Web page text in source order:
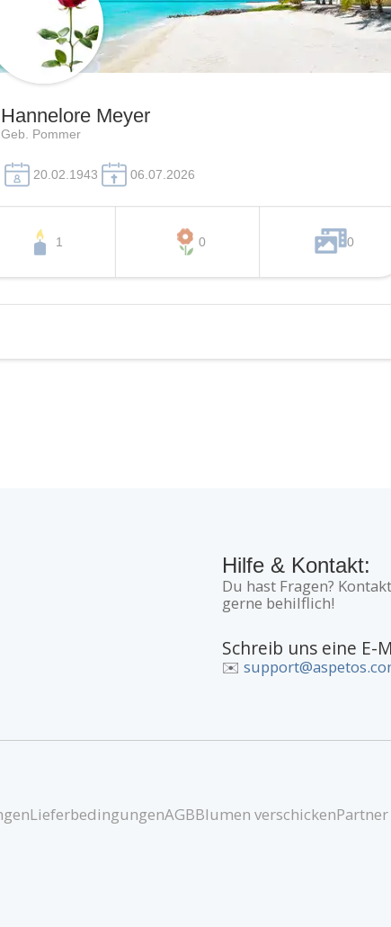
Hannelore Meyer
Geb. Pommer
20.02.1943 06.07.2026
1 0 0
Hilfe & Kontakt:
Du hast Fragen?
gerne behilflich!
Schreib uns eine E-
✉️
LieferbedingungenAGBBlumen verschicken